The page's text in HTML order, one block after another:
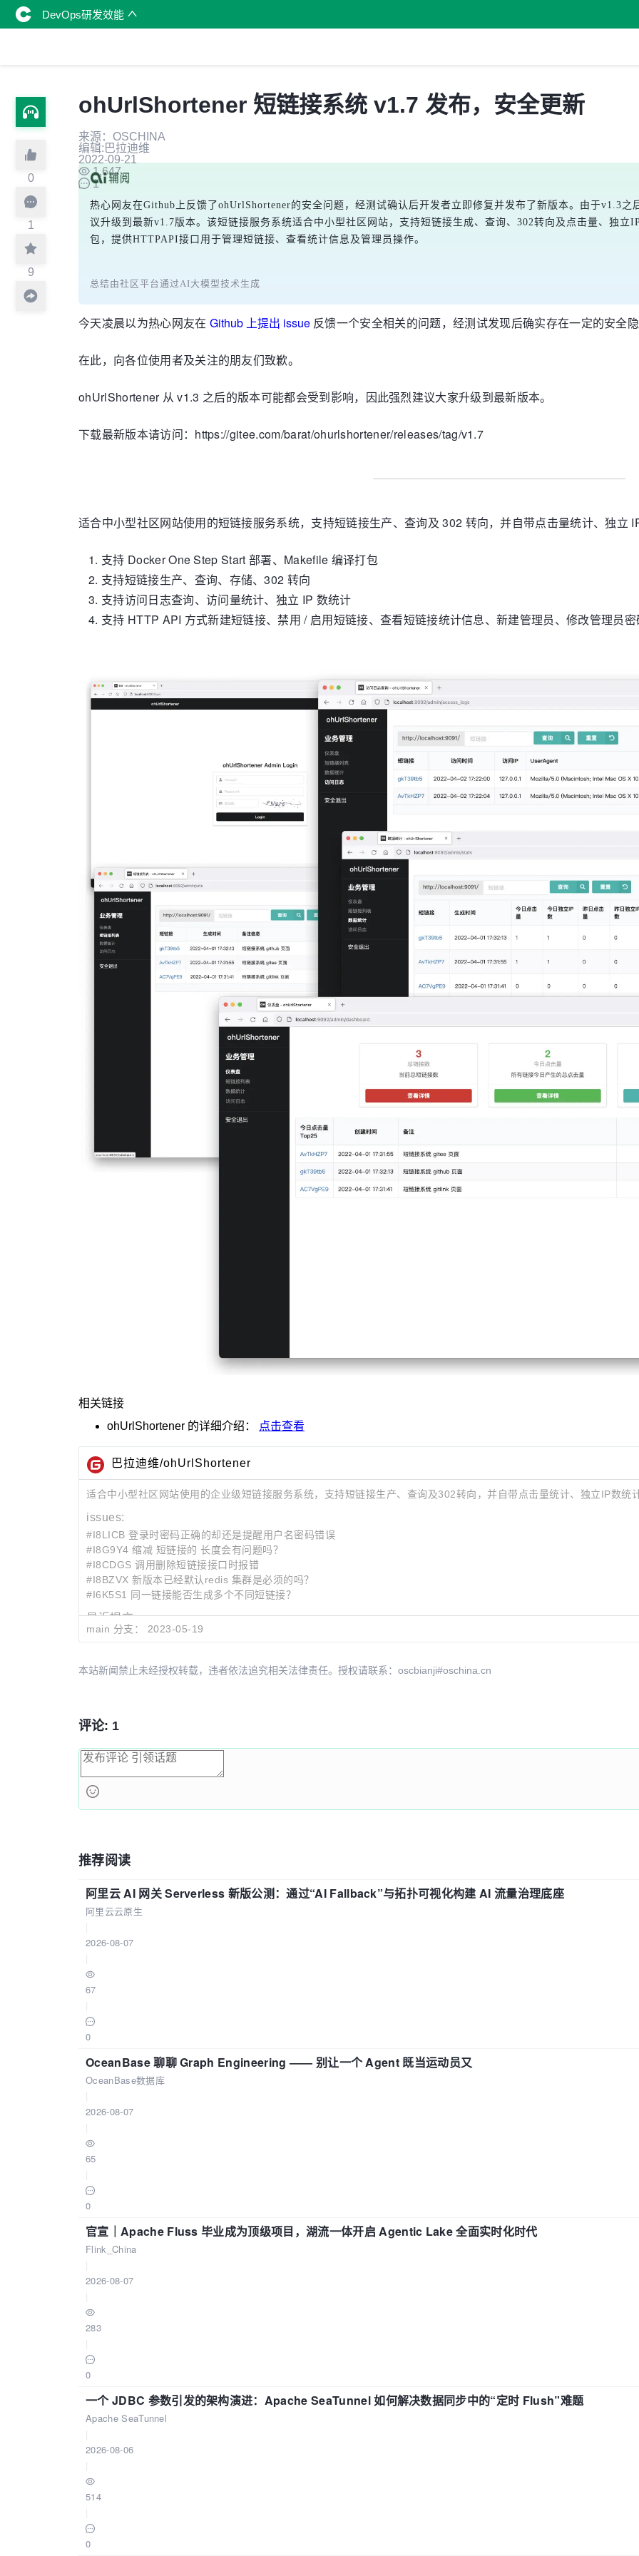
DevOps研发效能
0
1
9
ohUrlShortener 短链接系统 v1.7 发布，安全更新
来源：OSCHINA
编辑:巴拉迪维
2022-09-21
1,647
1
热心网友在Github上反馈了ohUrlShortener的安全问题，经测试确认后开发者立即修复并发布了新版本。由于v1.3
议升级到最新v1.7版本。该短链接服务系统适合中小型社区网站，支持短链接生成、查询、302转向及点击量、独立
包，提供HTTPAPI接口用于管理短链接、查看统计信息及管理员操作。
总结由社区平台通过AI大模型技术生成
今天凌晨以为热心网友在 Github 上提出 issue反馈一个安全相关的问题，经测试发现后确实存在一定的安全
在此，向各位使用者及关注的朋友们致歉。
ohUrlShortener 从 v1.3 之后的版本可能都会受到影响，因此强烈建议大家升级到最新版本。
下载最新版本请访问：https://gitee.com/barat/ohurlshortener/releases/tag/v1.7
适合中小型社区网站使用的短链接服务系统，支持短链接生产、查询及 302 转向，并自带点击量统计、独立
支持 Docker One Step Start 部署、Makefile 编译打包
支持短链接生产、查询、存储、302 转向
支持访问日志查询、访问量统计、独立 IP 数统计
支持 HTTP API 方式新建短链接、禁用 / 启用短链接、查看短链接统计信息、新建管理员、修改管理员密
相关链接
ohUrlShortener 的详细介绍： 点击查看
巴拉迪维/ohUrlShortener
适合中小型社区网站使用的企业级短链接服务系统，支持短链接生产、查询及302转向，并自带点击量统计、独立IP数统
issues:
#I8LICB 登录时密码正确的却还是提醒用户名密码错误
#I8G9Y4 缩减 短链接的 长度会有问题吗？
#I8CDGS 调用删除短链接接口时报错
#I8BZVX 新版本已经默认redis 集群是必须的吗？
#I6K5S1 同一链接能否生成多个不同短链接？
最近提交:
cf0ec178 README update
48402055
V2 dev (#26)
main 分支： 2023-05-19
本站新闻禁止未经授权转载，违者依法追究相关法律责任。授权请联系：oscbianji#oschina.cn
评论: 1
推荐阅读
阿里云 AI 网关 Serverless 新版公测：通过“AI Fallback”与拓扑可视化构建 AI 流量治理底座
阿里云云原生
2026-08-07
67
0
OceanBase 聊聊 Graph Engineering —— 别让一个 Agent 既当运动员又
OceanBase数据库
2026-08-07
65
0
官宣｜Apache Fluss 毕业成为顶级项目，湖流一体开启 Agentic Lake 全面实时化时代
Flink_China
2026-08-07
283
0
一个 JDBC 参数引发的架构演进：Apache SeaTunnel 如何解决数据同步中的“定时 Flush”难题
Apache SeaTunnel
2026-08-06
514
0